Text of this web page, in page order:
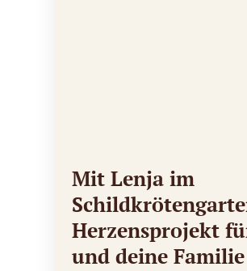
Mit Lenja im
Herzensprojekt
und deine Familie